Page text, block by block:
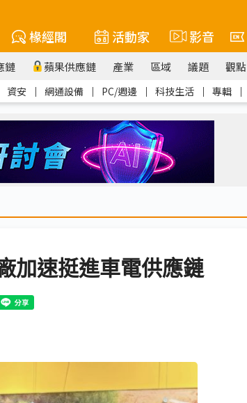
椽經閣 活動家 影音
鏈 蘋果供應鏈 產業 區域 議題 觀點
資安 ｜ 網通設備 ｜ PC/週邊 ｜ 科技生活 ｜ 專輯 ｜
加速挺進車電供應鏈